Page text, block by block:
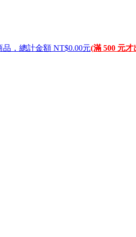
，總計金額 NT$0.00元(滿 500 元才